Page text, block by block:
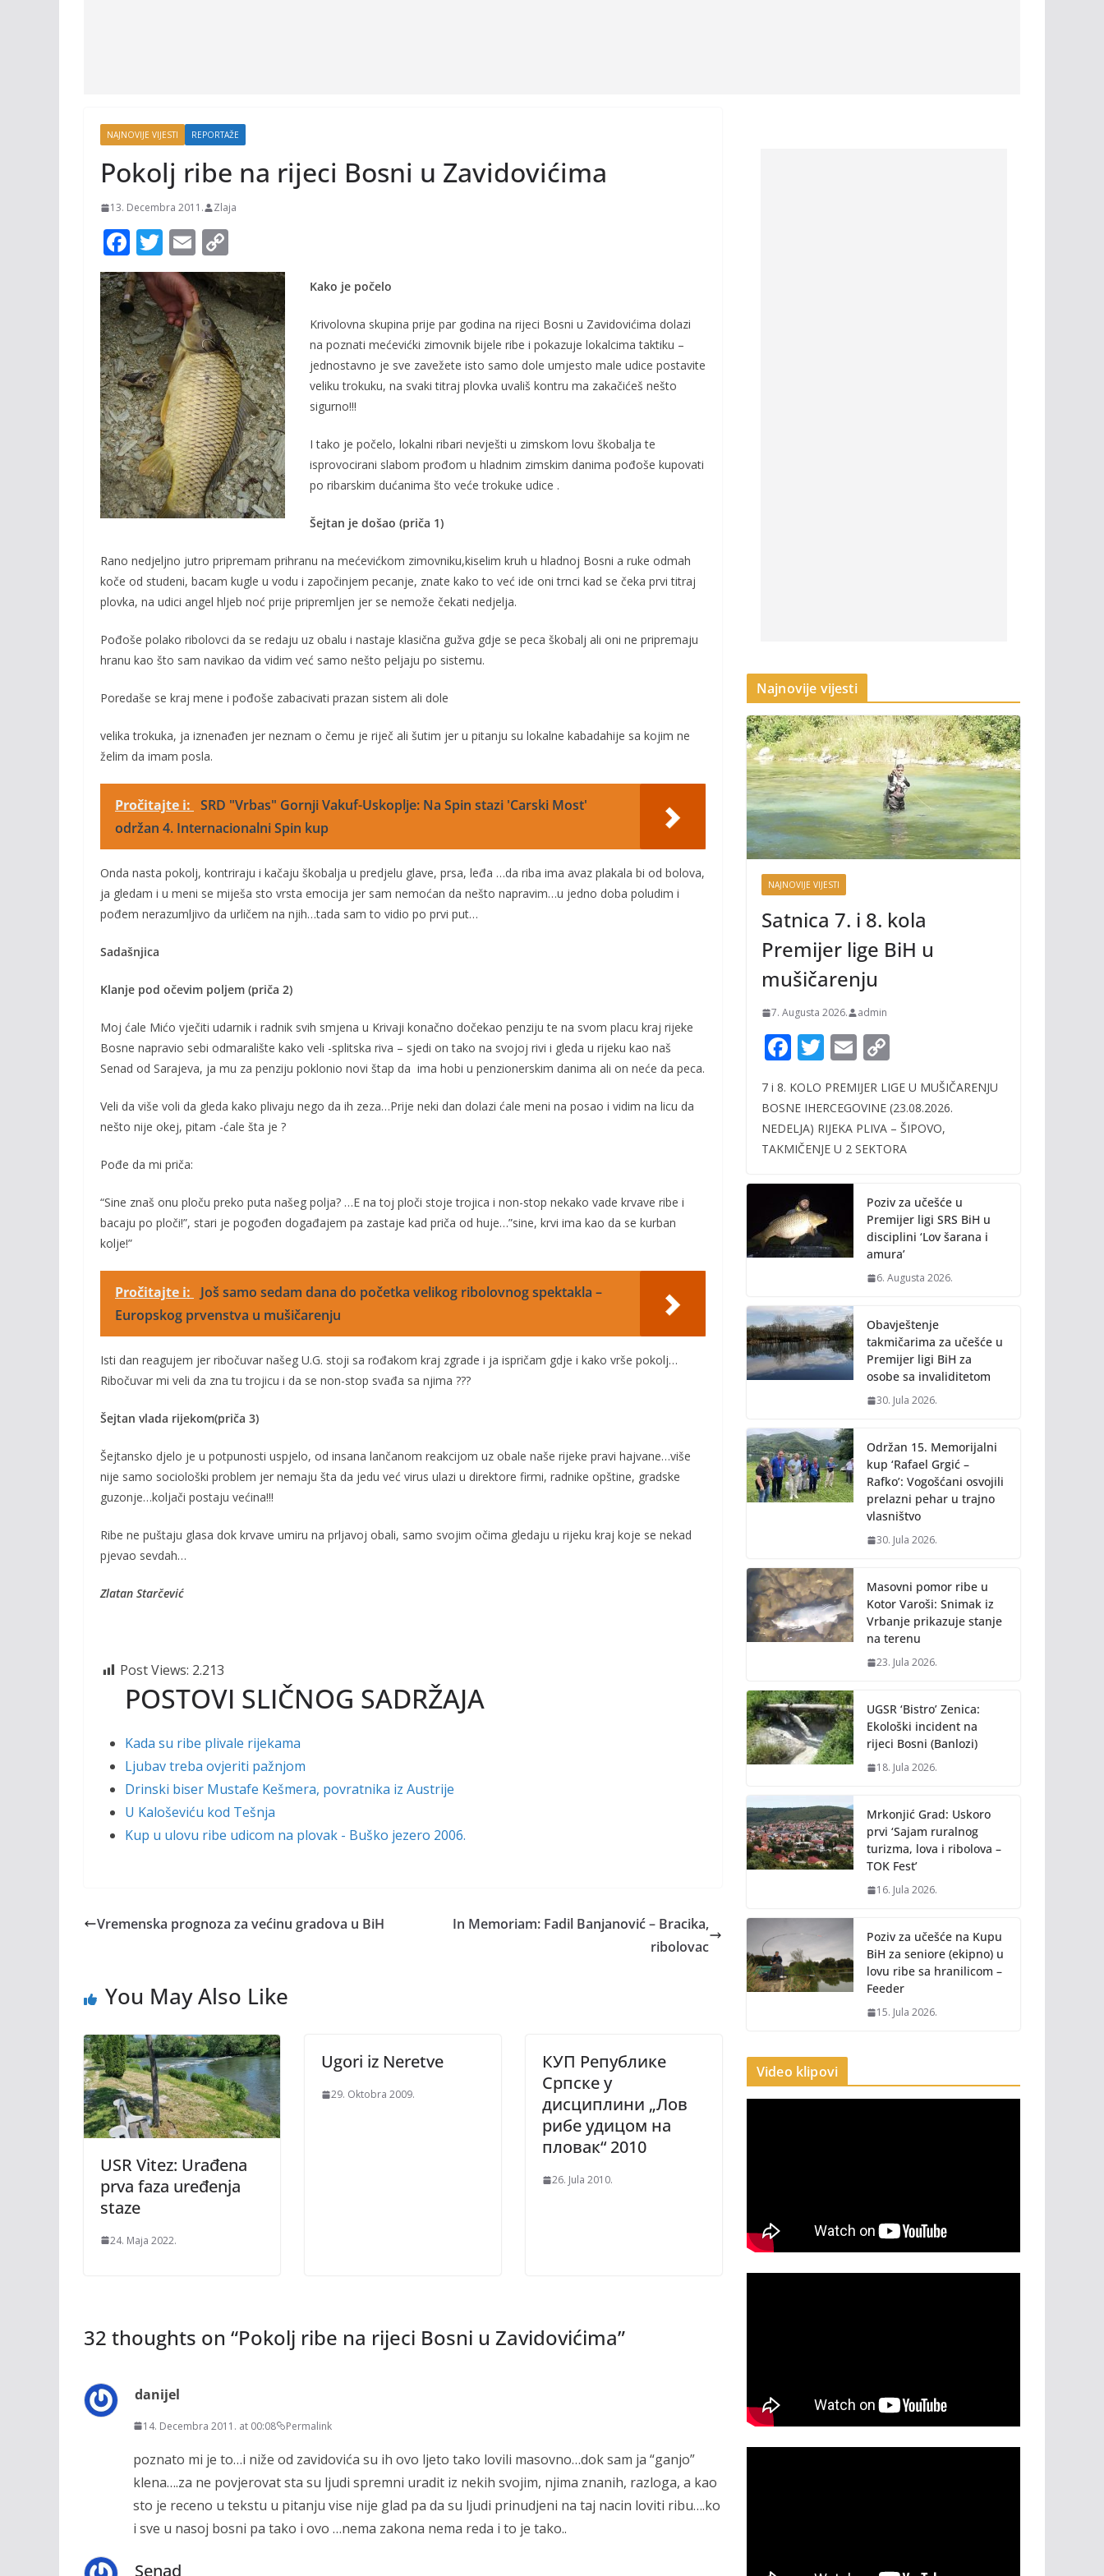
NAJNOVIJE VIJESTI REPORTAŽE
Pokolj ribe na rijeci Bosni u Zavidovićima
13. Decembra 2011. Zlaja
F
ac
e
b
o
o
k
T
w
itt
er
E
m
ai
l
o
p
y
Li
n
k
Kako je počelo
Krivolovna skupina prije par godina na rijeci Bosni u Zavidovićima dolazi
na poznati mećevićki zimovnik bijele ribe i pokazuje lokalcima taktiku –
jednostavno je sve zavežete isto samo dole umjesto male udice postavite
veliku trokuku, na svaki titraj plovka uvališ kontru ma zakačićeš nešto
sigurno!!!
I tako je počelo, lokalni ribari nevješti u zimskom lovu škobalja te
isprovocirani slabom prođom u hladnim zimskim danima pođoše kupovati
po ribarskim dućanima što veće trokuke udice .
Šejtan je došao (priča 1)
Rano nedjeljno jutro pripremam prihranu na mećevićkom zimovniku,kiselim kruh u hladnoj Bosni a ruke odmah
koče od studeni, bacam kugle u vodu i započinjem pecanje, znate kako to već ide oni trnci kad se čeka prvi titraj
plovka, na udici angel hljeb noć prije pripremljen jer se nemože čekati nedjelja.
Pođoše polako ribolovci da se redaju uz obalu i nastaje klasična gužva gdje se peca škobalj ali oni ne pripremaju
hranu kao što sam navikao da vidim već samo nešto peljaju po sistemu.
Poredaše se kraj mene i pođoše zabacivati prazan sistem ali dole
velika trokuka, ja iznenađen jer neznam o čemu je riječ ali šutim jer u pitanju su lokalne kabadahije sa kojim ne
želim da imam posla.
Pročitajte i: SRD "Vrbas" Gornji Vakuf-Uskoplje: Na Spin stazi 'Carski Most'
održan 4. Internacionalni Spin kup
Onda nasta pokolj, kontriraju i kačaju škobalja u predjelu glave, prsa, leđa …da riba ima avaz plakala bi od bolova,
ja gledam i u meni se miješa sto vrsta emocija jer sam nemoćan da nešto napravim…u jedno doba poludim i
pođem nerazumljivo da urličem na njih…tada sam to vidio po prvi put…
Sadašnjica
Klanje pod očevim poljem (priča 2)
Moj ćale Mićo vječiti udarnik i radnik svih smjena u Krivaji konačno dočekao penziju te na svom placu kraj rijeke
Bosne napravio sebi odmaralište kako veli -splitska riva – sjedi on tako na svojoj rivi i gleda u rijeku kao naš
Senad od Sarajeva, ja mu za penziju poklonio novi štap da ima hobi u penzionerskim danima ali on neće da peca.
Veli da više voli da gleda kako plivaju nego da ih zeza…Prije neki dan dolazi ćale meni na posao i vidim na licu da
nešto nije okej, pitam -ćale šta je ?
Pođe da mi priča:
“Sine znaš onu ploču preko puta našeg polja? …E na toj ploči stoje trojica i non-stop nekako vade krvave ribe i
bacaju po ploči!”, stari je pogođen događajem pa zastaje kad priča od huje…”sine, krvi ima kao da se kurban
kolje!”
Pročitajte i:
Još samo sedam dana do početka velikog ribolovnog spektakla –
Europskog prvenstva u mušičarenju
Isti dan reagujem jer ribočuvar našeg U.G. stoji sa rođakom kraj zgrade i ja ispričam gdje i kako vrše pokolj…
Ribočuvar mi veli da zna tu trojicu i da se non-stop svađa sa njima ???
Šejtan vlada rijekom(priča 3)
Šejtansko djelo je u potpunosti uspjelo, od insana lančanom reakcijom uz obale naše rijeke pravi hajvane…više
nije samo sociološki problem jer nemaju šta da jedu već virus ulazi u direktore firmi, radnike opštine, gradske
guzonje…koljači postaju većina!!!
Ribe ne puštaju glasa dok krvave umiru na prljavoj obali, samo svojim očima gledaju u rijeku kraj koje se nekad
pjevao sevdah…
Zlatan Starčević
Post Views: 2.213
POSTOVI SLIČNOG SADRŽAJA
Kada su ribe plivale rijekama
Ljubav treba ovjeriti pažnjom
Drinski biser Mustafe Kešmera, povratnika iz Austrije
U Kaloševiću kod Tešnja
Kup u ulovu ribe udicom na plovak - Buško jezero 2006.
Vremenska prognoza za većinu gradova u BiH
In Memoriam: Fadil Banjanović – Bracika,
ribolovac
You May Also Like
USR Vitez: Urađena
prva faza uređenja
staze
24. Maja 2022.
Ugori iz Neretve
29. Oktobra 2009.
КУП Републике
Српске у
дисциплини „Лов
рибе удицом на
пловак“ 2010
26. Jula 2010.
32 thoughts on “Pokolj ribe na rijeci Bosni u Zavidovićima”
danijel
14. Decembra 2011. at 00:08 Permalink
poznato mi je to…i niže od zavidovića su ih ovo ljeto tako lovili masovno…dok sam ja “ganjo”
klena….za ne povjerovat sta su ljudi spremni uradit iz nekih svojim, njima znanih, razloga, a kao
sto je receno u tekstu u pitanju vise nije glad pa da su ljudi prinudjeni na taj nacin loviti ribu….ko
i sve u nasoj bosni pa tako i ovo …nema zakona nema reda i to je tako..
Senad
Najnovije vijesti
NAJNOVIJE VIJESTI
Satnica 7. i 8. kola
Premijer lige BiH u
mušičarenju
7. Augusta 2026. admin
F
e
b
o
o
k
T
itt
er
E
ai
l
p
y
Li
k
7 i 8. KOLO PREMIJER LIGE U MUŠIČARENJU
BOSNE IHERCEGOVINE (23.08.2026.
NEDELJA) RIJEKA PLIVA – ŠIPOVO,
TAKMIČENJE U 2 SEKTORA
Poziv za učešće u
Premijer ligi SRS BiH u
disciplini ‘Lov šarana i
amura’
6. Augusta 2026.
Obavještenje
takmičarima za učešće u
Premijer ligi BiH za
osobe sa invaliditetom
30. Jula 2026.
Održan 15. Memorijalni
kup ‘Rafael Grgić –
Rafko’: Vogošćani osvojili
prelazni pehar u trajno
vlasništvo
30. Jula 2026.
Masovni pomor ribe u
Kotor Varoši: Snimak iz
Vrbanje prikazuje stanje
na terenu
23. Jula 2026.
UGSR ‘Bistro’ Zenica:
Ekološki incident na
rijeci Bosni (Banlozi)
18. Jula 2026.
Mrkonjić Grad: Uskoro
prvi ‘Sajam ruralnog
turizma, lova i ribolova –
TOK Fest’
16. Jula 2026.
Poziv za učešće na Kupu
BiH za seniore (ekipno) u
lovu ribe sa hranilicom –
Feeder
15. Jula 2026.
Video klipovi